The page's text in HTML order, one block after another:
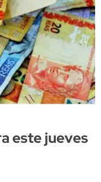
este jueves